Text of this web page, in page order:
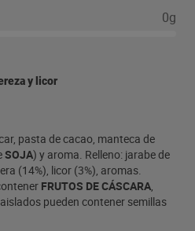
0g
y licor
pasta de cacao, manteca de
SOJA) y aroma. Relleno: jarabe de
(14%), licor (3%), aromas.
FRUTOS DE CÁSCARA,
pueden contener semillas